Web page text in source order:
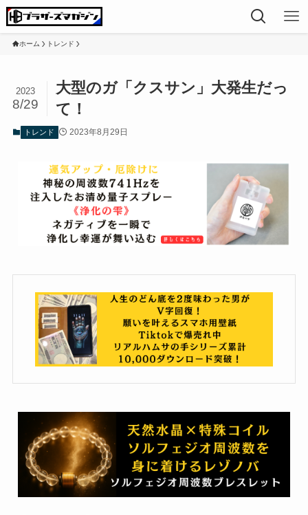
ホーム トレンド
大型のガ「クスサン」大発生だっ
て！
2023
8/29
トレンド 2023年8月29日